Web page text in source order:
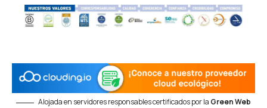
Alojada en servidores responsables certificados por la Green Web